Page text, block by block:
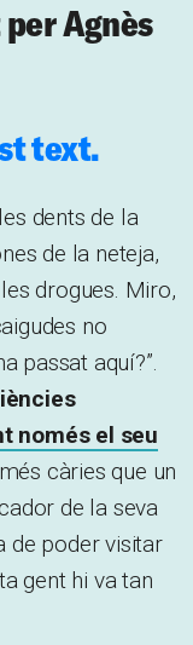
per Agnès
text.
dents de la
de la neteja,
drogues. Miro,
no
passat aquí?”.
només el seu
càries que un
de la seva
de poder visitar
gent hi va tan